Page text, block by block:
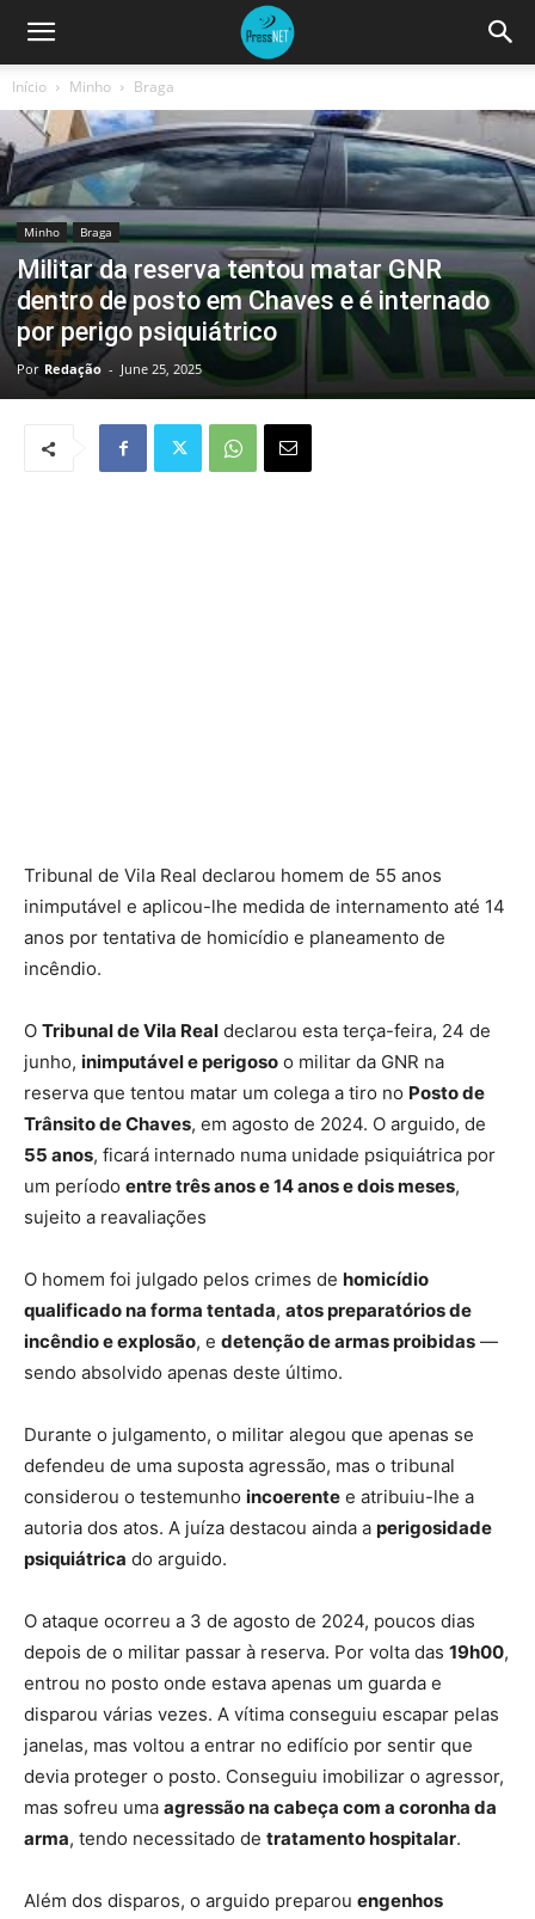
Início Minho Braga
Minho Braga
Militar da reserva tentou matar GNR
dentro de posto em Chaves e é internado
por perigo psiquiátrico
Por Redação - June 25, 2025
Tribunal de Vila Real declarou homem de 55 anos
inimputável e aplicou-lhe medida de internamento até 14
anos por tentativa de homicídio e planeamento de
incêndio.
O Tribunal de Vila Real declarou esta terça-feira, 24 de
junho, inimputável e perigoso o militar da GNR na
reserva que tentou matar um colega a tiro no Posto de
Trânsito de Chaves, em agosto de 2024. O arguido, de
55 anos, ficará internado numa unidade psiquiátrica por
um período entre três anos e 14 anos e dois meses,
sujeito a reavaliações
O homem foi julgado pelos crimes de homicídio
qualificado na forma tentada, atos preparatórios de
incêndio e explosão, e detenção de armas proibidas —
sendo absolvido apenas deste último.
Durante o julgamento, o militar alegou que apenas se
defendeu de uma suposta agressão, mas o tribunal
considerou o testemunho incoerente e atribuiu-lhe a
autoria dos atos. A juíza destacou ainda a perigosidade
psiquiátrica do arguido.
O ataque ocorreu a 3 de agosto de 2024, poucos dias
depois de o militar passar à reserva. Por volta das 19h00,
entrou no posto onde estava apenas um guarda e
disparou várias vezes. A vítima conseguiu escapar pelas
janelas, mas voltou a entrar no edifício por sentir que
devia proteger o posto. Conseguiu imobilizar o agressor,
mas sofreu uma agressão na cabeça com a coronha da
arma, tendo necessitado de tratamento hospitalar.
Além dos disparos, o arguido preparou engenhos